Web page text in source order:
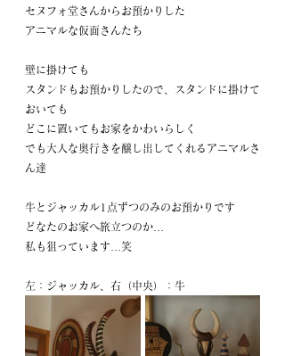
セヌフォ堂さんからお預かりした
アニマルな仮面さんたち
壁に掛けても
スタンドもお預かりしたので、スタンドに掛けて
おいても
どこに置いてもお家をかわいらしく
でも大人な奥行きを醸し出してくれるアニマルさ
ん達
牛とジャッカル1点ずつのみのお預かりです
どなたのお家へ旅立つのか…
私も狙っています…笑
左：ジャッカル、右（中央）：牛